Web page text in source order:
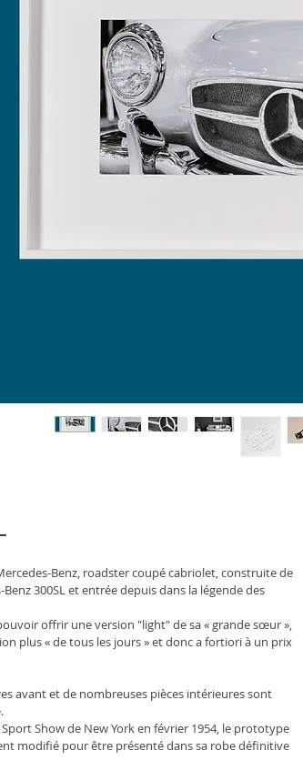
Benz, roadstercoupécabriolet, construite de
300SL et entrée depuis dans la légende des
offrir une version "light" de sa « grande sœur »,
plus « de tous les jours » et donc a fortiori à un prix
avant et de nombreuses pièces intérieures sont
Show de New York en février 1954, le prototype
modifié pour être présenté dans sa robe définitive